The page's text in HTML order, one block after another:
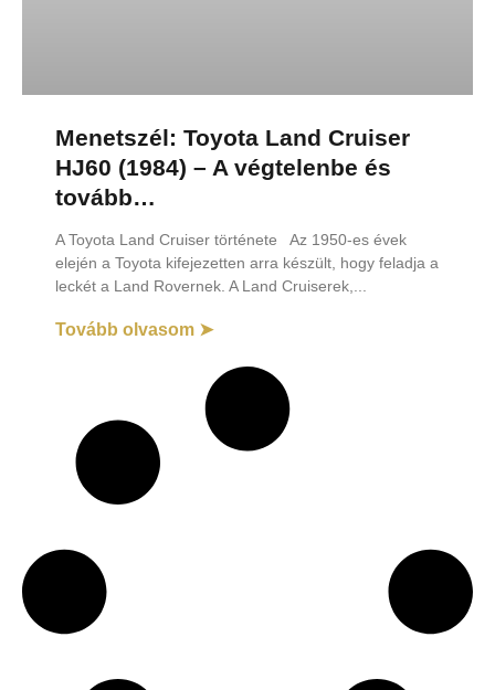
Menetszél: Toyota Land Cruiser
HJ60 (1984) – A végtelenbe és
tovább…
A Toyota Land Cruiser története Az 1950-es évek
elején a Toyota kifejezetten arra készült, hogy feladja a
leckét a Land Rovernek. A Land Cruiserek,
Tovább olvasom ➤